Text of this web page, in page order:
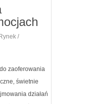
/
zaoferowania
świetnie
działań